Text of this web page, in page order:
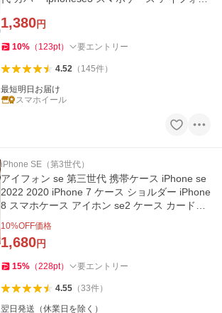
1,380円
10% （ 123pt） 要エントリー
4.52（ 145件）
最短明日お届け
スマホイール
iPhone SE（第3世代）
アイフォン se 第三世代 携帯ケース iPhone se
2022 2020 iPhone 7 ケース ショルダー iPhone
8 スマホケース アイホン se2 ケース カード収
10%OFF価格
1,680円
15% （228pt） 要エントリー
4.55（33件）
翌日発送（休業日を除く）